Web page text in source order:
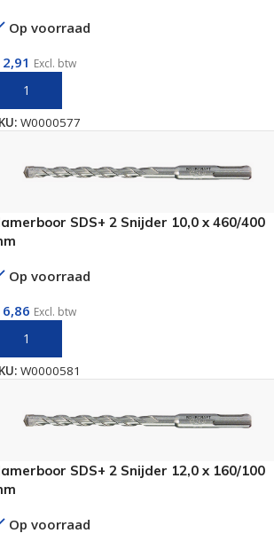
Op voorraad
2,91 Excl. btw
TOEVOEGEN AAN WINKELWAGEN
W0000577
SDS+ 2 Snijder 10,0 x 460/400
Op voorraad
6,86 Excl. btw
TOEVOEGEN AAN WINKELWAGEN
W0000581
SDS+ 2 Snijder 12,0 x 160/100
Op voorraad